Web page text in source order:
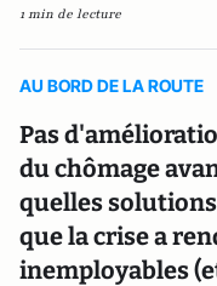
1 min de lecture
AU BORD DE LA ROUTE
Pas
du chômage
quelles
que la crise a
inemployables